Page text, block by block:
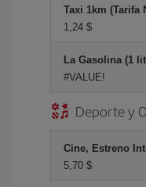
Taxi 1km (Tarifa
1,24 $
La Gasolina (1
#VALUE!
Deporte y
Cine, Estreno
5,70 $